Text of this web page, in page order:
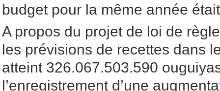
budget pour la même année
A propos du projet de loi de
les prévisions de recettes dans
atteint 326.067.503.590
l’enregistrement d’une